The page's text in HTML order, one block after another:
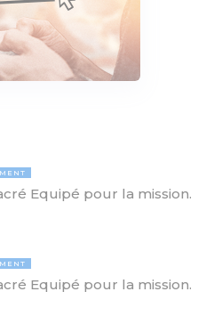
Equipé pour la mission.
Equipé pour la mission.